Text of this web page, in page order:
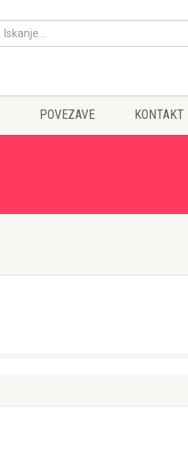
POVEZAVE KONTAKT